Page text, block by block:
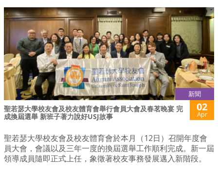
新聞
聖若瑟大學校友會及校友體育會舉行會員大會及春茗晚宴 完
成換屆選舉 新班子著力說好USJ故事
02
Apr
聖若瑟大學校友會及校友體育會於本月（12日）召開年度會
員大會，會議以及三年一度的換屆選舉工作順利完成。新一屆
領導成員隨即正式上任，象徵著校友事務發展邁入新階段。